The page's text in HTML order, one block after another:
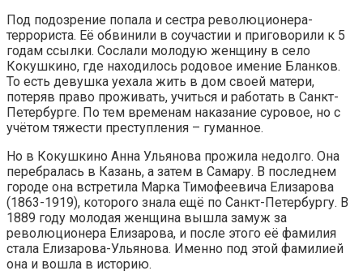
Под подозрение попала и сестра революционера-
террориста. Её обвинили в соучастии и приговорили к 5
годам ссылки. Сослали молодую женщину в село
Кокушкино, где находилось родовое имение Бланков.
То есть девушка уехала жить в дом своей матери,
потеряв право проживать, учиться и работать в Санкт-
Петербурге. По тем временам наказание суровое, но с
учётом тяжести преступления – гуманное.
Но в Кокушкино Анна Ульянова прожила недолго. Она
перебралась в Казань, а затем в Самару. В последнем
городе она встретила Марка Тимофеевича Елизарова
(1863-1919), которого знала ещё по Санкт-Петербургу. В
1889 году молодая женщина вышла замуж за
революционера Елизарова, и после этого её фамилия
стала Елизарова-Ульянова. Именно под этой фамилией
она и вошла в историю.